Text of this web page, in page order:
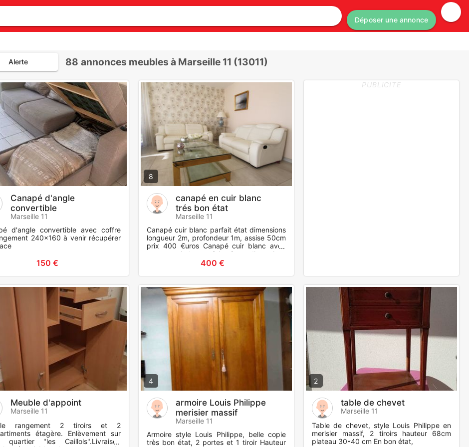
Déposer une annonce
Alerte 88 annonces meubles à Marseille 11 (13011)
Canapé d'angle
convertible
Marseille 11
d'angle convertible avec coffre
240x160 à venir récupérer
150 €
8
canapé en cuir blanc
trés bon état
Marseille 11
Canapé cuir blanc parfait état dimensions
longueur 2m, profondeur 1m, assise 50cm
prix 400 €uros Canapé cuir blanc avec
repose pieds parfait état dimensions
longueur 1,70m, profon
400 €
PUBLICITE
Meuble d'appoint
Marseille 11
rangement 2 tiroirs et 2
étagère. Enlèvement sur
quartier "les Caillols".Livraison
4
armoire Louis Philippe
merisier massif
Marseille 11
Armoire style Louis Philippe, belle copie
très bon état, 2 portes et 1 tiroir Hauteur
2
table de chevet
Marseille 11
Table de chevet, style Louis Philippe en
merisier massif, 2 tiroirs hauteur 68cm
plateau 30*40 cm En bon état,